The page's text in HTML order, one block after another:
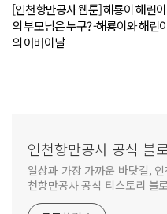
[인천항만공사 웹툰] 해룡이 해린이
의 부모님은 누구? -해룡이와 해린
의 어버이날
인천항만공사 공식 블
일상과 가장 가까운 바닷길,
천항만공사 공식 티스토리 블